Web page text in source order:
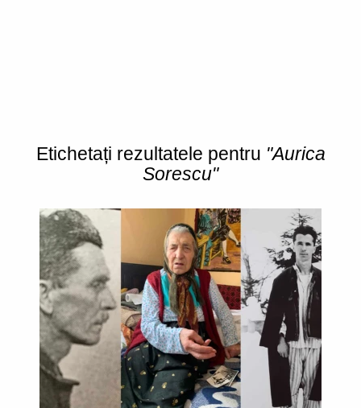
Etichetați rezultatele pentru "Aurica
Sorescu"